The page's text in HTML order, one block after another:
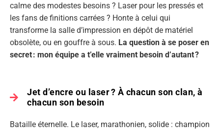
calme des modestes besoins ? Laser pour les pressés et
les fans de finitions carrées ? Honte à celui qui
transforme la salle d’impression en dépôt de matériel
obsolète, ou en gouffre à sous. La question à se poser en
secret : mon équipe a t’elle vraiment besoin d’autant ?
Jet d’encre ou laser ? À chacun son clan, à
chacun son besoin
Bataille éternelle. Le laser, marathonien, solide : champion